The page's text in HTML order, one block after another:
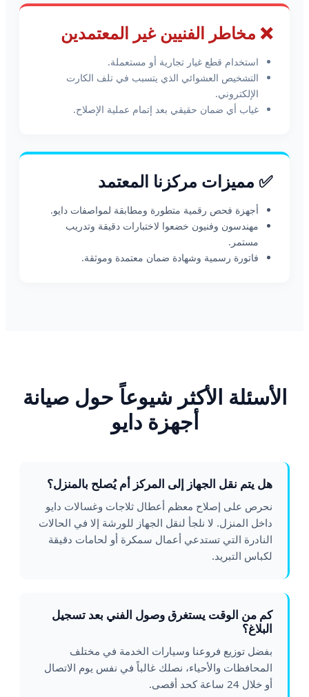
❌ مخاطر الفنيين غير المعتمدين
استخدام قطع غيار تجارية أو مستعملة.
التشخيص العشوائي الذي يتسبب في تلف الكارت
الإلكتروني.
غياب أي ضمان حقيقي بعد إتمام عملية الإصلاح.
✅ مميزات مركزنا المعتمد
أجهزة فحص رقمية متطورة ومطابقة لمواصفات دايو.
مهندسون وفنيون خضعوا لاختبارات دقيقة وتدريب
مستمر.
فاتورة رسمية وشهادة ضمان معتمدة وموثقة.
الأسئلة الأكثر شيوعاً حول صيانة
أجهزة دايو
هل يتم نقل الجهاز إلى المركز أم يُصلح بالمنزل؟
نحرص على إصلاح معظم أعطال ثلاجات وغسالات دايو
داخل المنزل. لا نلجأ لنقل الجهاز للورشة إلا في الحالات
النادرة التي تستدعي أعمال سمكرة أو لحامات دقيقة
لكباس التبريد.
كم من الوقت يستغرق وصول الفني بعد تسجيل
البلاغ؟
بفضل توزيع فروعنا وسيارات الخدمة في مختلف
المحافظات والأحياء، نصلك غالباً في نفس يوم الاتصال
أو خلال 24 ساعة كحد أقصى.